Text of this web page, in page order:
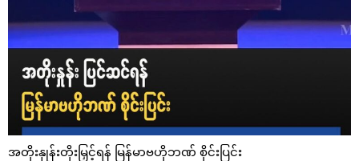
အတိုးနှုန်းတိုးမြှင့်ရန် မြန်မာဗဟိုဘဏ် စိုင်းပြင်း